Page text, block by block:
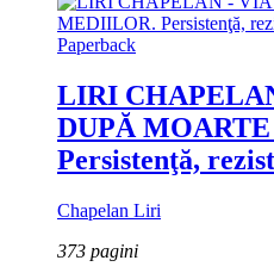
Paperback
LIRI
DUPĂ
Persistenţă,
Chapelan Liri
373 pagini